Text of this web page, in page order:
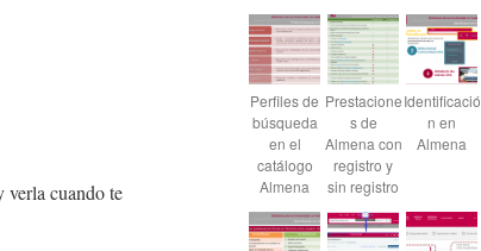
verla cuando te
Perfiles de
búsqueda
en el
catálogo
Almena
Prestacione
s de
Almena con
registro y
sin registro
Identificació
n en
Almena